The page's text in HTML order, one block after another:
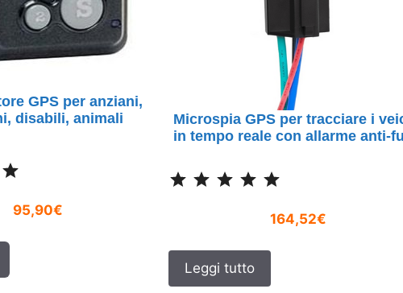
GPS per anziani,
disabili, animali
95,90€
Microspia GPS per tracciare i
in tempo reale con allarme anti-
164,52€
Leggi tutto